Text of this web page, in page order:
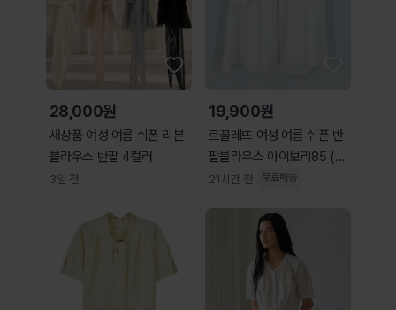
28,000원
새상품 여성 여름 쉬폰 리본
블라우스 반팔 4컬러
3일 전
19,900원
르꼴레뜨 여성 여름 쉬폰 반
팔블라우스 아이보리85 (H
U46328)
21시간 전 무료배송